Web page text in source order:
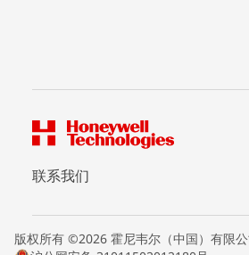
联系我们
版权所有 ©2026 霍尼韦尔（中国）有限